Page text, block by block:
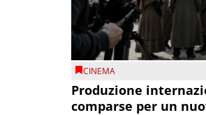
CINEMA
Produzione
comparse per un